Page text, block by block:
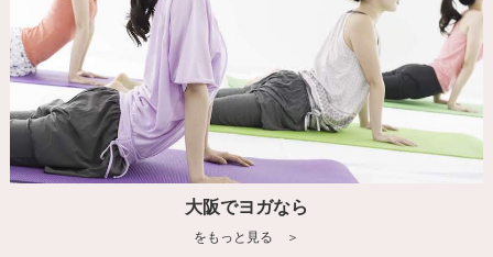
大阪でヨガなら
をもっと見る ＞